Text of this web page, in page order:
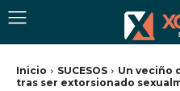
Inicio SUCESOS
Un veciño
tras ser extorsionado